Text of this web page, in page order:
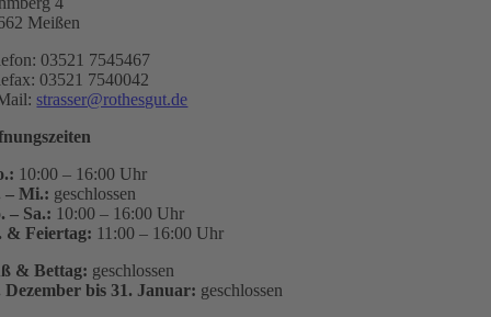
Meißen
03521 7545467
03521 7540042
strasser@rothesgut.de
10:00 – 16:00 Uhr
– Mi.: geschlossen
– Sa.: 10:00 – 16:00 Uhr
& Feiertag: 11:00 – 16:00 Uhr
& Bettag: geschlossen
Dezember bis 31. Januar: geschlossen